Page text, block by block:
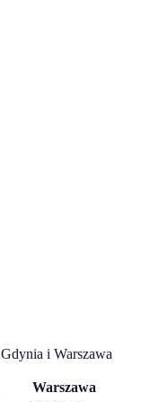
Gdynia i Warszawa
Warszawa